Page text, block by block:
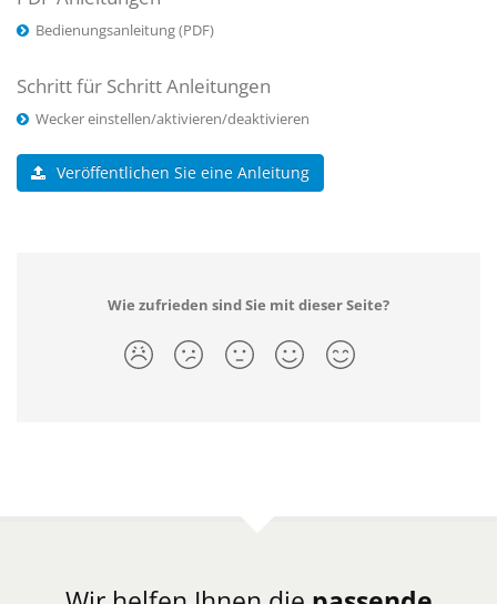
Bedienungsanleitung (PDF)
Schritt für Schritt Anleitungen
Wecker einstellen/aktivieren/deaktivieren
Veröffentlichen Sie eine Anleitung
Wie zufrieden sind Sie mit dieser Seite?